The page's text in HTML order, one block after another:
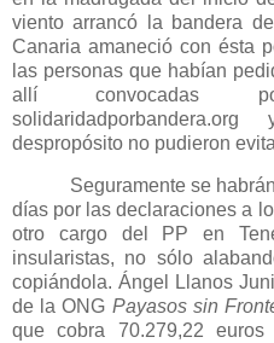
viento arrancó la bandera
Canaria amaneció con ésta
las personas que habían
allí convocadas
despropósito no pudieron
Seguramente se
días por las declaraciones a
otro cargo del PP en
insularistas, no sólo
copiándola. Ángel Llanos
de la ONG Payasossin
que cobra 70.279,22